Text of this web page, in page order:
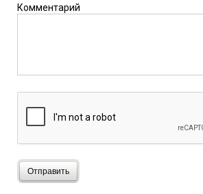
Комментарий
Отправить